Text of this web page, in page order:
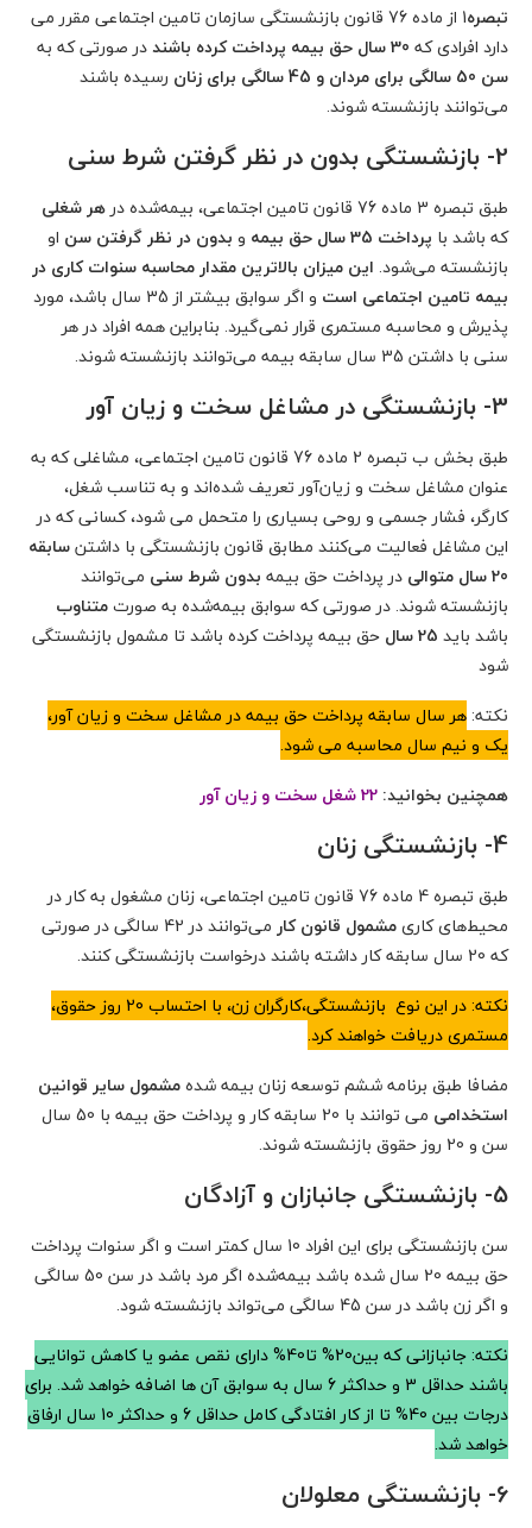
تبصره
1 از ماده 76 قانون بازنشستگی سازمان تامین اجتماعی مقرر می
دارد افرادی که 30 سال حق بیمه پرداخت کرده باشند
در صورتی که به
سن 50 سالگی برای مردان و 45 سالگی برای زنان
رسیده باشند
می‌توانند بازنشسته شوند.
2- بازنشستگی بدون در نظر گرفتن شرط سنی
طبق تبصره 3 ماده 76 قانون تامین اجتماعی، بیمه‌شده در
هر شغلی
که باشد با پرداخت 35 سال حق بیمه و بدون در نظر گرفتن سن او
بازنشسته می‌شود. این میزان بالاترین مقدار محاسبه سنوات کاری در
بیمه تامین اجتماعی است
و اگر سوابق بیشتر از 35 سال باشد، مورد
پذیرش و محاسبه مستمری قرار نمی‌گیرد. بنابراین همه افراد در هر
سنی با داشتن 35 سال سابقه بیمه می‌توانند بازنشسته شوند.
3- بازنشستگی در مشاغل سخت و زیان آور
طبق بخش ب تبصره 2 ماده 76 قانون تامین اجتماعی، مشاغلی که به
عنوان مشاغل سخت و زیان‌آور تعریف شده‌اند و به تناسب شغل،
کارگر، فشار جسمی و روحی بسیاری را متحمل می شود، کسانی که در
این مشاغل فعالیت می‌کنند مطابق قانون بازنشستگی با داشتنسابقه
20 سال متوالی
در پرداخت حق بیمه بدون شرط سنی می‌توانند
بازنشسته شوند. در صورتی که سوابق بیمه‌شده به صورتمتناوب
باشد باید 25 سال
حق بیمه پرداخت کرده باشد تا مشمول بازنشستگی
شود
نکته:هر سال سابقه پرداخت حق بیمه در مشاغل سخت و زیان آور،
یک و نیم سال محاسبه می شود.
همچنین بخوانید: 22 شغل سخت و زیان آور
4- بازنشستگی زنان
طبق تبصره 4 ماده 76 قانون تامین اجتماعی، زنان مشغول به کار در
محیط‌های کاریمشمول قانون کار
می‌توانند در 42 سالگی در صورتی
که 20 سال سابقه کار داشته باشند درخواست بازنشستگی کنند.
نکته: در این نوع بازنشستگی،کارگران زن، با احتساب 20 روز حقوق،
مستمری دریافت خواهند کرد.
مضافا طبق برنامه ششم توسعه زنان بیمه شدهمشمول سایر قوانین
استخدامی
می توانند با 20 سابقه کار و پرداخت حق بیمه با 50 سال
سن و 20 روز حقوق بازنشسته شوند.
5- بازنشستگی جانبازان و آزادگان
سن بازنشستگی برای این افراد 10 سال کمتر است و اگر سنوات پرداخت
حق بیمه 20 سال شده باشد بیمه‌شده اگر مرد باشد در سن 50 سالگی
و اگر زن باشد در سن 45 سالگی می‌تواند بازنشسته شود.
نکته: جانبازانی که بین20% تا40% دارای نقص عضو یا کاهش توانایی
باشند حداقل 3 و حداکثر 6 سال به سوابق آن ها اضافه خواهد شد. برای
درجات بین 40% تا از کار افتادگی کامل حداقل 6 و حداکثر 10 سال ارفاق
خواهد شد.
6- بازنشستگی معلولان